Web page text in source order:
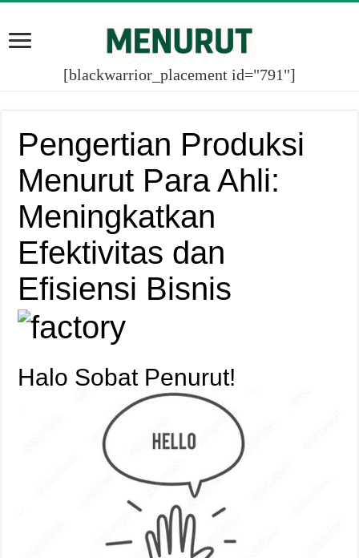
[blackwarrior_placement id="791"]
Pengertian Produksi
Menurut Para Ahli:
Meningkatkan
Efektivitas dan
Efisiensi Bisnis
Halo Sobat Penurut!